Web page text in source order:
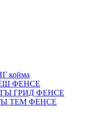
койма
ФЕНСЕ
ГРИД ФЕНСЕ
ТЕМ ФЕНСЕ